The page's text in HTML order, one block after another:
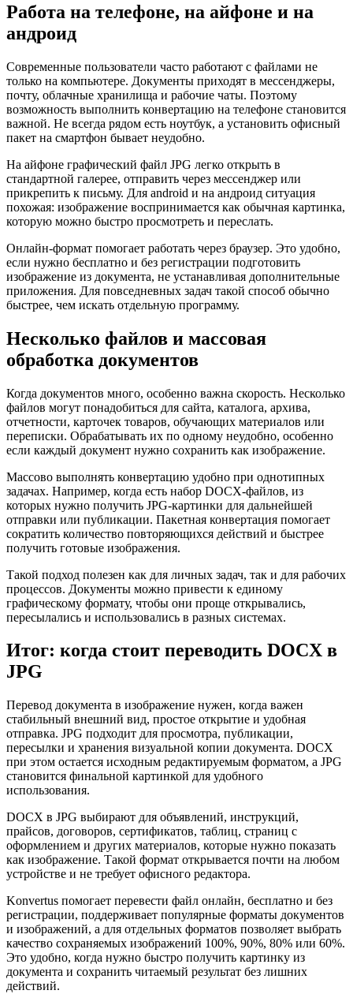
Работа на телефоне, на айфоне и на
андроид
Современные пользователи часто работают с файлами не
только на компьютере. Документы приходят в мессенджеры,
почту, облачные хранилища и рабочие чаты. Поэтому
возможность выполнить конвертацию на телефоне становится
важной. Не всегда рядом есть ноутбук, а установить офисный
пакет на смартфон бывает неудобно.
На айфоне графический файл JPG легко открыть в
стандартной галерее, отправить через мессенджер или
прикрепить к письму. Для android и на андроид ситуация
похожая: изображение воспринимается как обычная картинка,
которую можно быстро просмотреть и переслать.
Онлайн-формат помогает работать через браузер. Это удобно,
если нужно бесплатно и без регистрации подготовить
изображение из документа, не устанавливая дополнительные
приложения. Для повседневных задач такой способ обычно
быстрее, чем искать отдельную программу.
Несколько файлов и массовая
обработка документов
Когда документов много, особенно важна скорость. Несколько
файлов могут понадобиться для сайта, каталога, архива,
отчетности, карточек товаров, обучающих материалов или
переписки. Обрабатывать их по одному неудобно, особенно
если каждый документ нужно сохранить как изображение.
Массово выполнять конвертацию удобно при однотипных
задачах. Например, когда есть набор DOCX-файлов, из
которых нужно получить JPG-картинки для дальнейшей
отправки или публикации. Пакетная конвертация помогает
сократить количество повторяющихся действий и быстрее
получить готовые изображения.
Такой подход полезен как для личных задач, так и для рабочих
процессов. Документы можно привести к единому
графическому формату, чтобы они проще открывались,
пересылались и использовались в разных системах.
Итог: когда стоит переводить DOCX в
JPG
Перевод документа в изображение нужен, когда важен
стабильный внешний вид, простое открытие и удобная
отправка. JPG подходит для просмотра, публикации,
пересылки и хранения визуальной копии документа. DOCX
при этом остается исходным редактируемым форматом, а JPG
становится финальной картинкой для удобного
использования.
DOCX в JPG выбирают для объявлений, инструкций,
прайсов, договоров, сертификатов, таблиц, страниц с
оформлением и других материалов, которые нужно показать
как изображение. Такой формат открывается почти на любом
устройстве и не требует офисного редактора.
Konvertus помогает перевести файл онлайн, бесплатно и без
регистрации, поддерживает популярные форматы документов
и изображений, а для отдельных форматов позволяет выбрать
качество сохраняемых изображений 100%, 90%, 80% или 60%.
Это удобно, когда нужно быстро получить картинку из
документа и сохранить читаемый результат без лишних
действий.